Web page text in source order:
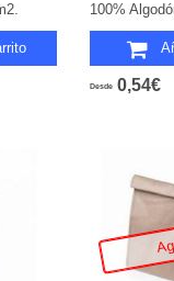
100%
Desde 0,54€